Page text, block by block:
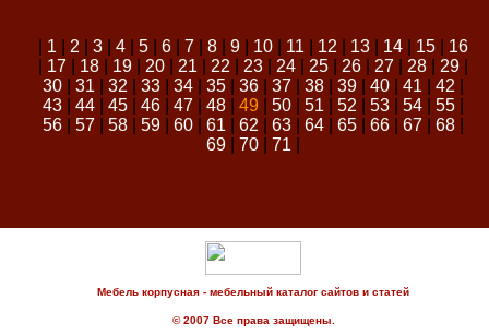
1 2 3| 4| 5| 6| 7| 8| 9| 10| 11 12 13| 14| 15| 16
17| 18| 19| 20| 21 22 23| 24| 25| 26| 27| 28| 29|
30| 31 32 33| 34| 35| 36| 37| 38| 39| 40| 41 42
43| 44| 45| 46| 47| 48| 49 50| 51 52 53| 54| 55|
56| 57| 58| 59| 60| 61 62 63| 64| 65| 66| 67| 68|
69| 70| 71
Мебель корпусная - мебельный каталог сайтов и статей
© 2007 Все права защищены.